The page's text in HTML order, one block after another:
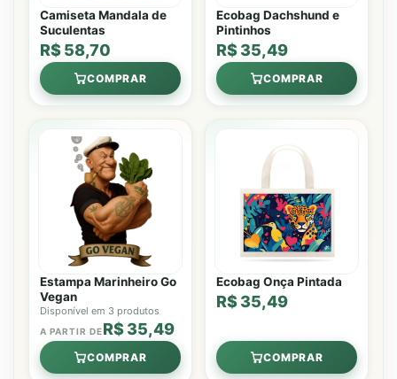
Camiseta Mandala de
Suculentas
R$ 58,70
COMPRAR
Ecobag Dachshund e
Pintinhos
R$ 35,49
COMPRAR
Estampa Marinheiro Go
Vegan
Disponível em 3 produtos
A PARTIR DER$ 35,49
COMPRAR
Ecobag Onça Pintada
R$ 35,49
COMPRAR